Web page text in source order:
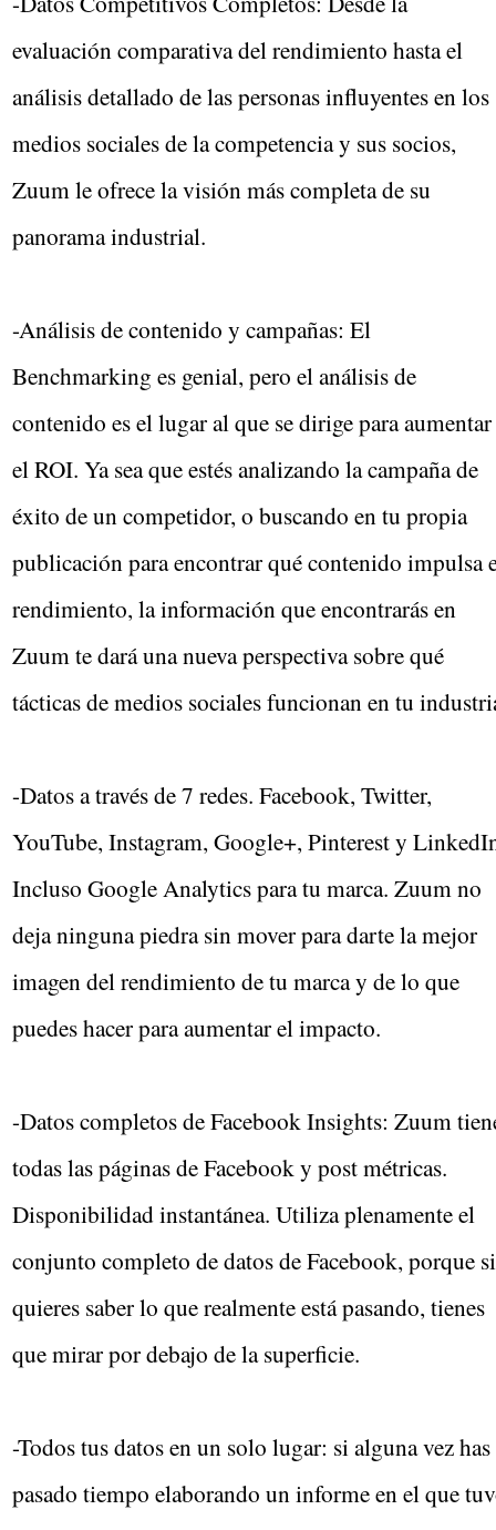
evaluación comparativa del rendimiento hasta el
análisis detallado de las personas influyentes en los
medios sociales de la competencia y sus socios,
Zuum le ofrece la visión más completa de su
panorama industrial.
-Análisis de contenido y campañas: El
Benchmarking es genial, pero el análisis de
contenido es el lugar al que se dirige para aumentar
el ROI. Ya sea que estés analizando la campaña de
éxito de un competidor, o buscando en tu propia
publicación para encontrar qué contenido impulsa
rendimiento, la información que encontrarás en
Zuum te dará una nueva perspectiva sobre qué
tácticas de medios sociales funcionan en tu
-Datos a través de 7 redes. Facebook, Twitter,
YouTube, Instagram, Google+, Pinterest y
Incluso Google Analytics para tu marca. Zuum no
deja ninguna piedra sin mover para darte la mejor
imagen del rendimiento de tu marca y de lo que
puedes hacer para aumentar el impacto.
-Datos completos de Facebook Insights: Zuum
todas las páginas de Facebook y post métricas.
Disponibilidad instantánea. Utiliza plenamente el
conjunto completo de datos de Facebook, porque si
quieres saber lo que realmente está pasando, tienes
que mirar por debajo de la superficie.
-Todos tus datos en un solo lugar: si alguna vez has
pasado tiempo elaborando un informe en el que